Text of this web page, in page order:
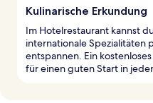
Kulinarische Erkundung
Im Hotelrestaurant kannst
internationale Spezialitäten
entspannen. Ein
für einen guten Start in